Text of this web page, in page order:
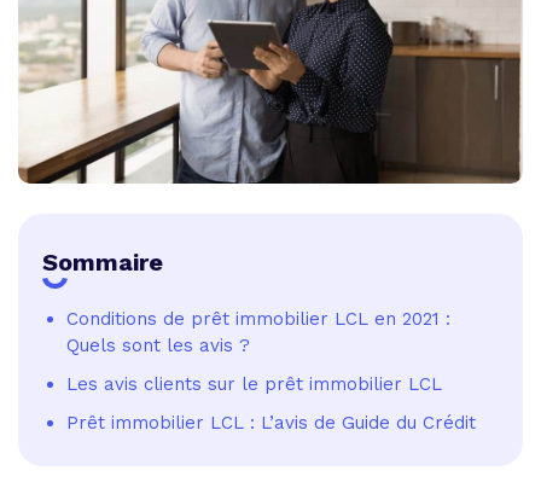
Sommaire
Conditions de prêt immobilier LCL en 2021 :
Quels sont les avis ?
Les avis clients sur le prêt immobilier LCL
Prêt immobilier LCL : L’avis de Guide du Crédit